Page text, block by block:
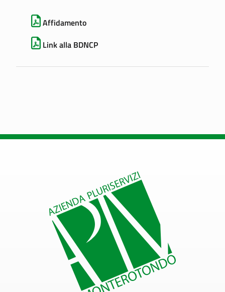
Affidamento
Link alla BDNCP